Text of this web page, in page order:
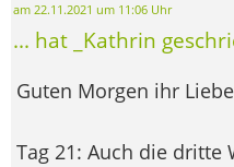
am 22.11.2021 um 11:06 Uhr
... hat _Kathrin
Guten Morgen ihr
Tag 21: Auch die dritte